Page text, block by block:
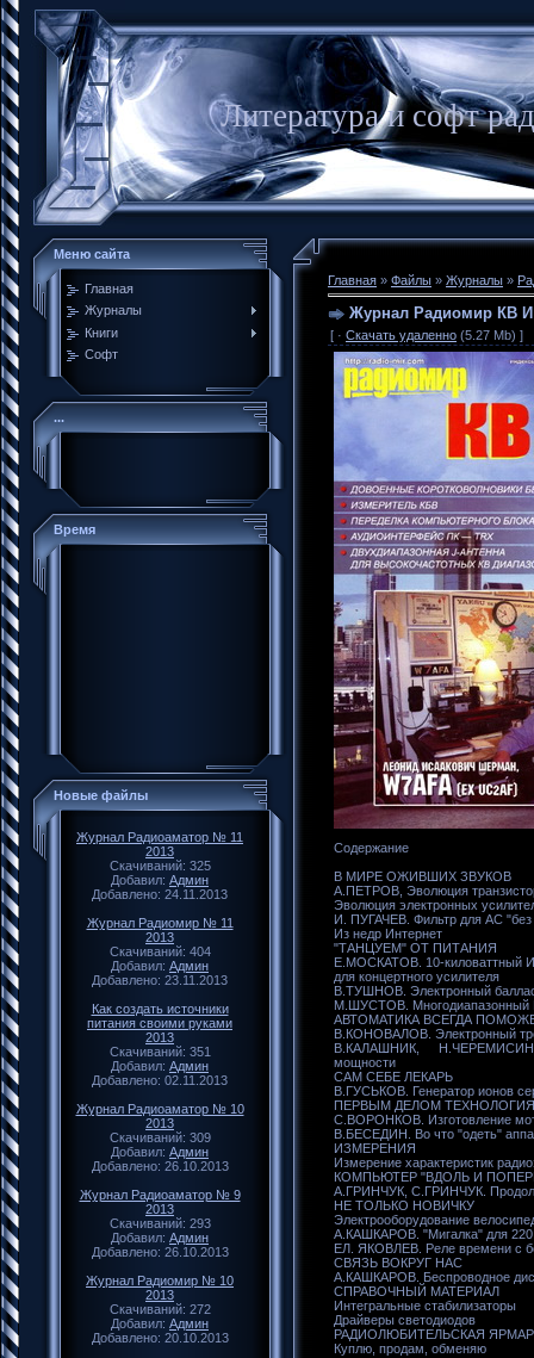
Литература и софт
Меню сайта
Главная
Журналы
Книги
Софт
...
Время
Новые файлы
Журнал Радиоаматор № 11
2013
Скачиваний: 325
Добавил: Админ
Добавлено: 24.11.2013
Журнал Радиомир № 11
2013
Скачиваний: 404
Добавил: Админ
Добавлено: 23.11.2013
Как создать источники
питания своими руками
2013
Скачиваний: 351
Добавил: Админ
Добавлено: 02.11.2013
Журнал Радиоаматор № 10
2013
Скачиваний: 309
Добавил: Админ
Добавлено: 26.10.2013
Журнал Радиоаматор № 9
2013
Скачиваний: 293
Добавил: Админ
Добавлено: 26.10.2013
Журнал Радиомир № 10
2013
Скачиваний: 272
Добавил: Админ
Добавлено: 20.10.2013
Главная » Файлы » Журналы »
Журнал Радиомир КВ
[ · Скачать удаленно (5.27 Mb) ]
Содержание
В МИРЕ ОЖИВШИХ ЗВУКОВ
А.ПЕТРОВ, Эволюция
Эволюция электронных
И. ПУГАЧЕВ. Фильтр для АС "без
Из недр Интернет
"ТАНЦУЕМ" ОТ ПИТАНИЯ
Е.МОСКАТОВ. 10-киловаттный
для концертного усилителя
В.ТУШНОВ. Электронный
М.ШУСТОВ. Многодиапазонный
АВТОМАТИКА ВСЕГДА
В.КОНОВАЛОВ. Электронный
В.КАЛАШНИК,
мощности
САМ СЕБЕ ЛЕКАРЬ
В.ГУСЬКОВ. Генератор ионов
ПЕРВЫМ ДЕЛОМ ТЕХНОЛОГИЯ
С.ВОРОНКОВ. Изготовление
В.БЕСЕДИН. Во что "одеть"
ИЗМЕРЕНИЯ
Измерение характеристик
КОМПЬЮТЕР "ВДОЛЬ И
А.ГРИНЧУК, С.ГРИНЧУК.
НЕ ТОЛЬКО НОВИЧКУ
Электрооборудование
А.КАШКАРОВ. "Мигалка" для
ЕЛ. ЯКОВЛЕВ. Реле времени с
СВЯЗЬ ВОКРУГ НАС
А.КАШКАРОВ. Беспроводное
СПРАВОЧНЫЙ МАТЕРИАЛ
Интегральные стабилизаторы
Драйверы светодиодов
РАДИОЛЮБИТЕЛЬСКАЯ
Куплю, продам, обменяю